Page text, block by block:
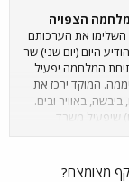
הצפויה
השלימו את הערכותם
היום (יום שני) שר
המלחמה יפעיל
מיוחד שיפעל 24 שעות ביממה. המוקד ירכז את
באוויר ובים.
שיפעיל משרד
המערך יכלול חמש
רשות להיסעים,
מצב חרום יצמצמו